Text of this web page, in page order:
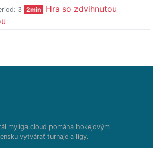
3 2min
Hra so zdvihnutou
myliga.cloud pomáha hokejovým
vytvárať turnaje a ligy.